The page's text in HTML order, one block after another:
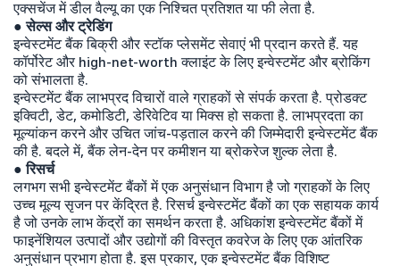
एक्सचेंज में डील वैल्यू का एक निश्चित प्रतिशत या फी लेता है.
● सेल्स और ट्रेडिंग
इन्वेस्टमेंट बैंक बिक्री और स्टॉक प्लेसमेंट सेवाएं भी प्रदान करते हैं. यह
कॉर्पोरेट और high-net-worth क्लाइंट के लिए इन्वेस्टमेंट और ब्रोकिंग
को संभालता है.
इन्वेस्टमेंट बैंक लाभप्रद विचारों वाले ग्राहकों से संपर्क करता है. प्रोडक्ट
इक्विटी, डेट, कमोडिटी, डेरिवेटिव या मिक्स हो सकता है. लाभप्रदता का
मूल्यांकन करने और उचित जांच-पड़ताल करने की जिम्मेदारी इन्वेस्टमेंट बैंक
की है. बदले में, बैंक लेन-देन पर कमीशन या ब्रोकरेज शुल्क लेता है.
● रिसर्च
लगभग सभी इन्वेस्टमेंट बैंकों में एक अनुसंधान विभाग है जो ग्राहकों के लिए
उच्च मूल्य सृजन पर केंद्रित है. रिसर्च इन्वेस्टमेंट बैंकों का एक सहायक कार्य
है जो उनके लाभ केंद्रों का समर्थन करता है. अधिकांश इन्वेस्टमेंट बैंकों में
फाइनेंशियल उत्पादों और उद्योगों की विस्तृत कवरेज के लिए एक आंतरिक
अनुसंधान प्रभाग होता है. इस प्रकार, एक इन्वेस्टमेंट बैंक विशिष्ट